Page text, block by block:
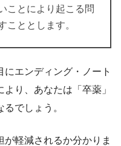
ことにより起こる問
こととします。
エンディング・ノート
り、あなたは「卒薬」
でしょう。
軽減されるか分かりま